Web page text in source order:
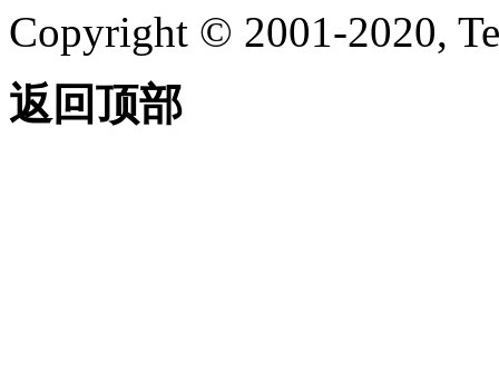
Copyright © 2001-2020,
返回顶部